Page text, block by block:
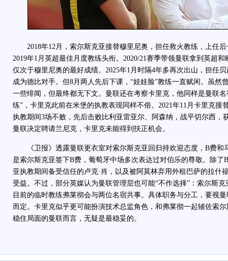
2018年12月，索尔斯克亚接替穆里尼奥，担任救火教练，上任后
2019年1月英超最佳月度教练头衔。2020/21赛季带领曼联拿到英超
仅次于穆里尼奥的最好成绩。2025年1月时隔4年多再次出山，担任
成为德比对手。但8月两人先后下课，“娃娃脸”教练一直赋闲。虽然
一些绯闻，但最终都无下文。曼联还在考察卡里克，他同样是曼联
练”，卡里克此前在米堡的执教表现同样不俗。2021年11月卡里克接
执教期间3场不败，先后击败比利亚雷亚尔、阿森纳，战平切尔西，
曼联决定聘请兰尼克，卡里克未能得到扶正机会。
《卫报》透露曼联更衣室对索尔斯克亚回归持欢迎态度，B费和
是索尔斯克亚签下B费，葡萄牙中场多次表达过对伯乐的尊敬。除了
亚执教期间备受信任的卢克·肖，以及被阿莫林弃用外租巴萨的拉什
受益。不过，部分英媒认为曼联管理层也可能“不作选择”：索尔斯
目前的临时教练弗莱彻会与两位名宿共事。具体职务与分工，要视
而定。卡里克似乎更可能扮演技术总监角色，和弗莱彻一起辅佐索
稳住局面的曼联而言，无疑是最稳妥的。